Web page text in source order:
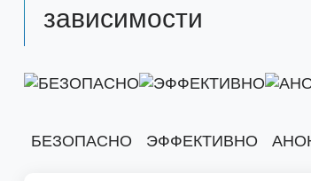
зависимости
БЕЗОПАСНО ЭФФЕКТИВНО